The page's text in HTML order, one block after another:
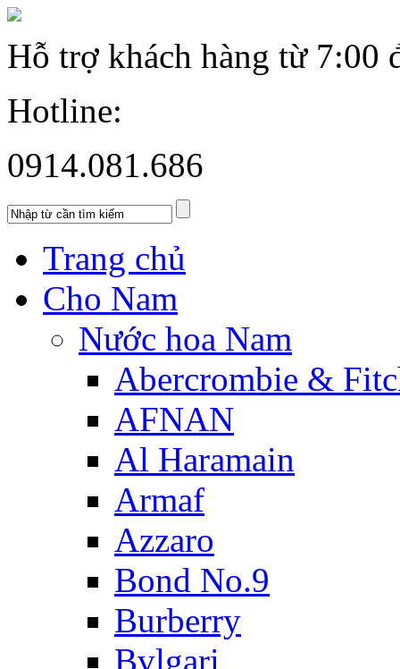
Hỗ trợ khách hàng từ 7:00
Hotline:
0914.081.686
Trang chủ
Cho Nam
Nước hoa Nam
Abercrombie &
AFNAN
Al Haramain
Armaf
Azzaro
Bond No.9
Burberry
Bvlgari